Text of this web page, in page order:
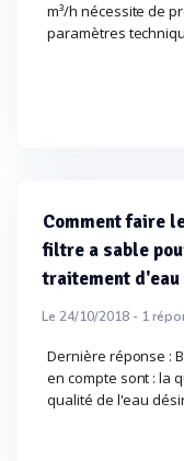
m³/h nécessite de
paramètres
Comment faire
filtre a sable
traitement d'eau
Le 24/10/2018 - 1
Dernière réponse :
en compte sont : la
qualité de l'eau